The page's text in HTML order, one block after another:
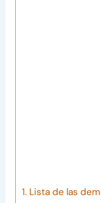
1. Lista de las